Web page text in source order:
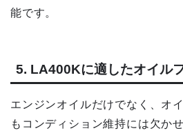
能です。
5. LA400Kに適したオイル
エンジンオイルだけでなく、オ
もコンディション維持には欠か